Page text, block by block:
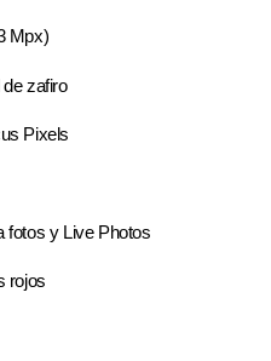
Mpx)
de zafiro
Pixels
fotos y Live Photos
rojos